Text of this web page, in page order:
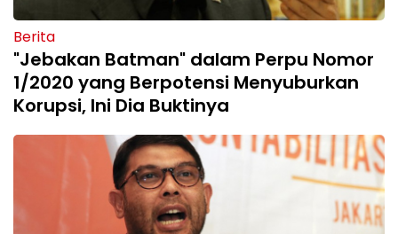
Berita
"Jebakan Batman" dalam Perpu Nomor
1/2020 yang Berpotensi Menyuburkan
Korupsi, Ini Dia Buktinya